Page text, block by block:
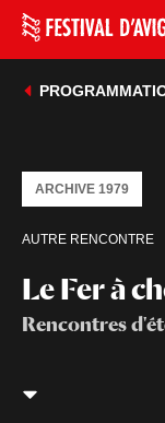
Le Fer à
Rencontres
AUTRE RENCONTRE
ARCHIVE 1979